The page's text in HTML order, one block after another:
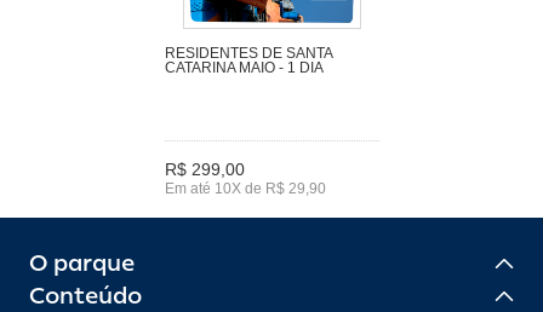
RESIDENTES DE SANTA
CATARINA MAIO - 1 DIA
R$ 299,00
Em até 10X de R$ 29,90
O parque
Conteúdo